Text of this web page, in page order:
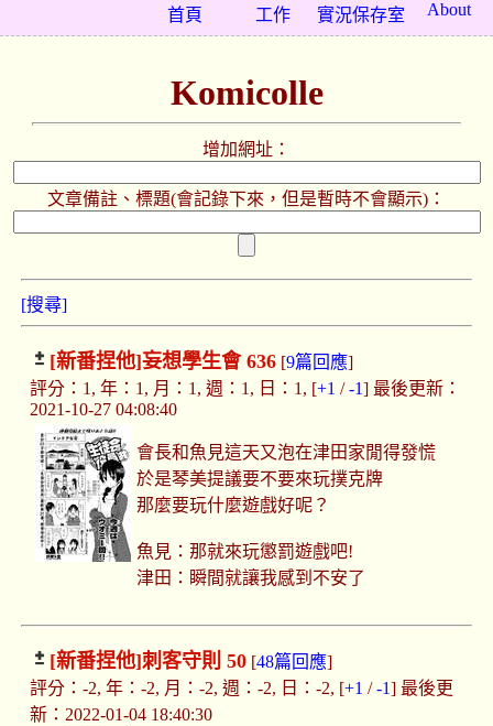
About
實況保存室
工作
首頁
Komicolle
增加網址：
文章備註、標題(會記錄下來，但是暫時不會顯示)：
[搜尋]
[新番捏他]妄想學生會 636[9篇回應]
評分：1, 年：1, 月：1, 週：1, 日：1, [+1 /-1] 最後更新：
2021-10-27 04:08:40
會長和魚見這天又泡在津田家閒得發慌
於是琴美提議要不要來玩撲克牌
那麼要玩什麼遊戲好呢？
魚見：那就來玩懲罰遊戲吧!
津田：瞬間就讓我感到不安了
[新番捏他]刺客守則 50[48篇回應]
評分：-2, 年：-2, 月：-2, 週：-2, 日：-2, [+1 /-1] 最後更
新：2022-01-04 18:40:30